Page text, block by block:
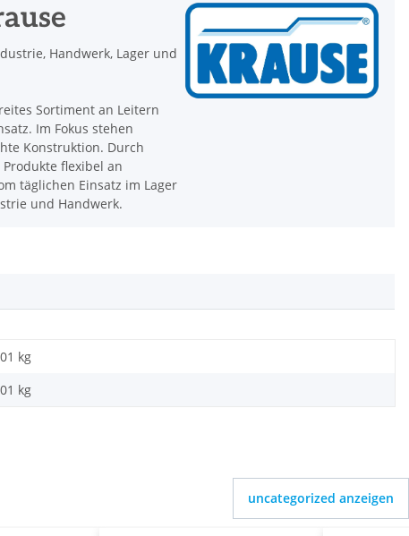
Handwerk, Lager und
Sortiment an Leitern
Im Fokus stehen
Konstruktion. Durch
flexibel an
täglichen Einsatz im Lager
und Handwerk.
kg
kg
uncategorized anzeigen